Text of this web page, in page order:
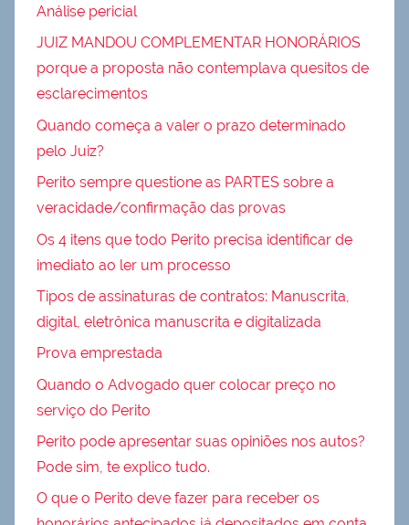
Análise pericial
JUIZ MANDOU COMPLEMENTAR HONORÁRIOS
porque a proposta não contemplava quesitos de
esclarecimentos
Quando começa a valer o prazo determinado
pelo Juiz?
Perito sempre questione as PARTES sobre a
veracidade/confirmação das provas
Os 4 itens que todo Perito precisa identificar de
imediato ao ler um processo
Tipos de assinaturas de contratos: Manuscrita,
digital, eletrônica manuscrita e digitalizada
Prova emprestada
Quando o Advogado quer colocar preço no
serviço do Perito
Perito pode apresentar suas opiniões nos autos?
Pode sim, te explico tudo.
O que o Perito deve fazer para receber os